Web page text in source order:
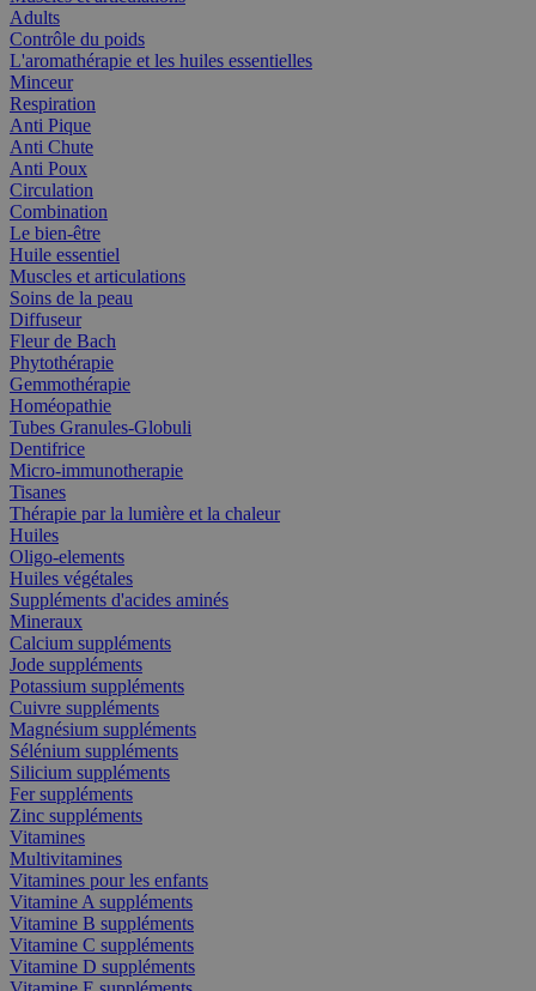
Adults
Contrôle du poids
L'aromathérapie et les huiles essentielles
Minceur
Respiration
Anti Pique
Anti Chute
Anti Poux
Circulation
Combination
Le bien-être
Huile essentiel
Muscles et articulations
Soins de la peau
Diffuseur
Fleur de Bach
Phytothérapie
Gemmothérapie
Homéopathie
Tubes Granules-Globuli
Dentifrice
Micro-immunotherapie
Tisanes
Thérapie par la lumière et la chaleur
Huiles
Oligo-elements
Huiles végétales
Suppléments d'acides aminés
Mineraux
Calcium suppléments
Jode suppléments
Potassium suppléments
Cuivre suppléments
Magnésium suppléments
Sélénium suppléments
Silicium suppléments
Fer suppléments
Zinc suppléments
Vitamines
Multivitamines
Vitamines pour les enfants
Vitamine A suppléments
Vitamine B suppléments
Vitamine C suppléments
Vitamine D suppléments